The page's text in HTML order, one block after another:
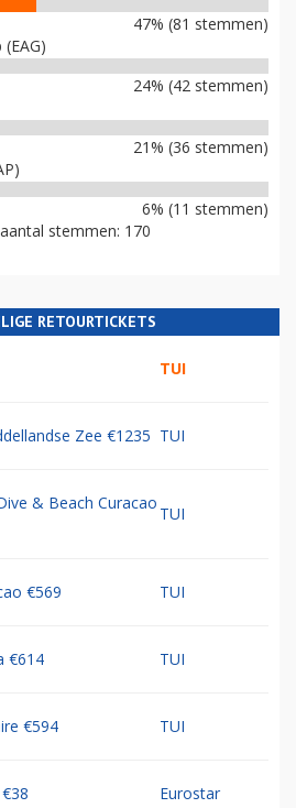
47% (81 stemmen)
24% (42 stemmen)
21% (36 stemmen)
6% (11 stemmen)
stemmen: 170
RETOURTICKETS
TUI
Zee €1235 TUI
& Beach Curacao
TUI
€569 TUI
€614 TUI
€594 TUI
Eurostar